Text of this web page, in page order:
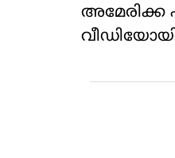
അമേരിക്ക